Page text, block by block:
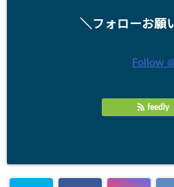
＼フォローお願
Follow
feedly